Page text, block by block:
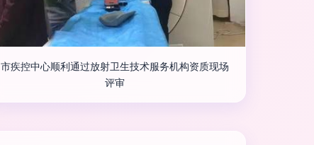
市疾控中心顺利通过放射卫生技术服务机构资质现场
评审